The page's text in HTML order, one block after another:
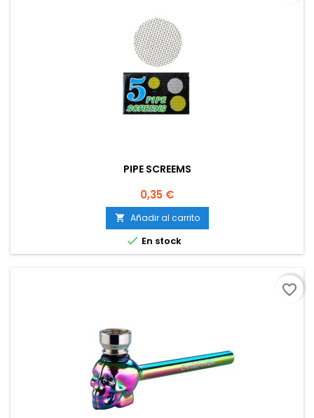
PIPE SCREEMS
Precio
0,35 €
 Añadir al carrito
 En stock
favorite_border